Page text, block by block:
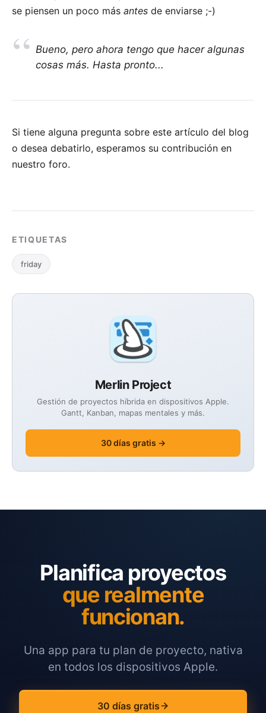
Merlin Project
Gestión de proyectos híbrida en dispositivos Apple.
Gantt, Kanban, mapas mentales y más.
30 días gratis →
se piensen un poco más antes de enviarse ;-)
Bueno, pero ahora tengo que hacer algunas
cosas más. Hasta pronto...
Si tiene alguna pregunta sobre este artículo del blog
o desea debatirlo, esperamos su contribución en
nuestro foro.
ETIQUETAS
friday
Planifica proyectos
que realmente
funcionan.
Una app para tu plan de proyecto, nativa
en todos los dispositivos Apple.
30 días gratis